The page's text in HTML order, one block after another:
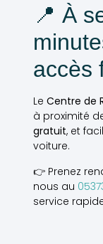
📍 À
accès
Le Centre de
à proximité
gratuit, et
voiture.
👉 Prenez
nous au
service